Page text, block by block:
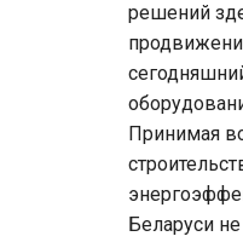
решений
Принимая
Беларуси